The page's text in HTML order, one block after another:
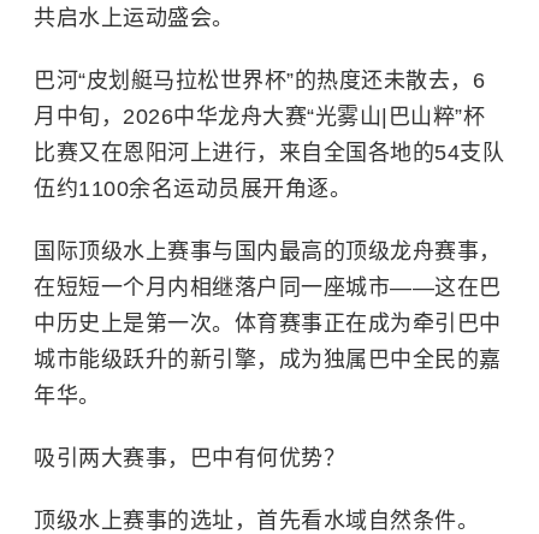
共启水上运动盛会。
巴河“皮划艇马拉松世界杯”的热度还未散去，6
月中旬，2026中华龙舟大赛“光雾山|巴山粹”杯
比赛又在恩阳河上进行，来自全国各地的54支队
伍约1100余名运动员展开角逐。
国际顶级水上赛事与国内最高的顶级龙舟赛事，
在短短一个月内相继落户同一座城市——这在巴
中历史上是第一次。体育赛事正在成为牵引巴中
城市能级跃升的新引擎，成为独属巴中全民的嘉
年华。
吸引两大赛事，巴中有何优势？
顶级水上赛事的选址，首先看水域自然条件。